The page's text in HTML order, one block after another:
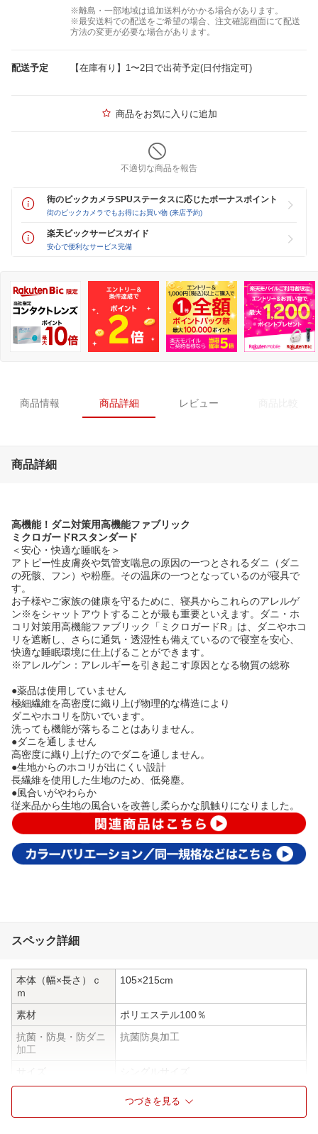
※離島・一部地域は追加送料がかかる場合があります。
※最安送料での配送をご希望の場合、注文確認画面にて配送
方法の変更が必要な場合があります。
配送予定 【在庫有り】1〜2日で出荷予定(日付指定可)
商品をお気に入りに追加
不適切な商品を報告
街のビックカメラSPUステータスに応じたボーナスポイント
街のビックカメラでもお得にお買い物 (来店予約)
楽天ビックサービスガイド
安心で便利なサービス完備
商品情報 商品詳細 レビュー
商品詳細
高機能！ダニ対策用高機能ファブリック
ミクロガードRスタンダード
＜安心・快適な睡眠を＞
アトピー性皮膚炎や気管支喘息の原因の一つとされるダニ（ダニ
の死骸、フン）や粉塵。その温床の一つとなっているのが寝具で
す。
お子様やご家族の健康を守るために、寝具からこれらのアレルゲ
ン※をシャットアウトすることが最も重要といえます。ダニ・ホ
コリ対策用高機能ファブリック「ミクロガードR」は、ダニやホコ
リを遮断し、さらに通気・透湿性も備えているので寝室を安心、
快適な睡眠環境に仕上げることができます。
※アレルゲン：アレルギーを引き起こす原因となる物質の総称
●薬品は使用していません
極細繊維を高密度に織り上げ物理的な構造により
ダニやホコリを防いでいます。
洗っても機能が落ちることはありません。
●ダニを通しません
高密度に織り上げたのでダニを通しません。
●生地からのホコリが出にくい設計
長繊維を使用した生地のため、低発塵。
●風合いがやわらか
従来品から生地の風合いを改善し柔らかな肌触りになりました。
スペック詳細
本体（幅×長さ）ｃ
ｍ
105×215cm
素材
ポリエステル100％
抗菌・防臭・防ダニ
加工
抗菌防臭加工
つづきを見る